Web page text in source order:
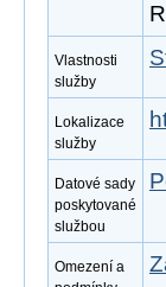
Vlastnosti
služby
Lokalizace
služby
Datové sady
poskytované
službou
Omezení a